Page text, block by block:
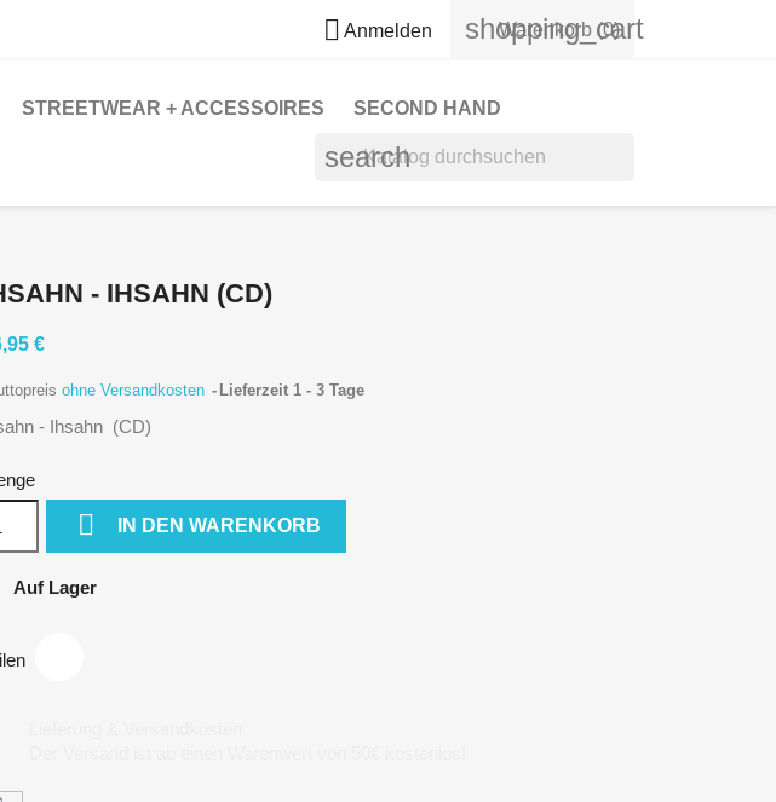
 Anmelden shopping_cart
Warenkorb (0)
STREETWEAR + ACCESSOIRES SECOND HAND
search
- IHSAHN (CD)
€
ohne Versandkosten Lieferzeit 1 - 3 Tage
- Ihsahn (CD)
 IN DEN WARENKORB
Auf Lager